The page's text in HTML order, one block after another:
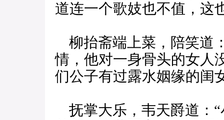
道连一个歌妓也不值，这
柳抬斋端上菜，陪笑道
情，他对一身骨头的女人
们公子有过露水姻缘的闺
抚掌大乐，韦天爵道：